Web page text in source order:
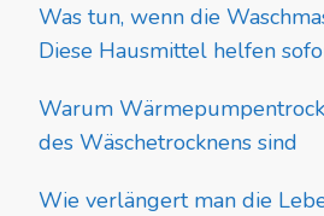
Was tun, wenn die
Diese Hausmittel helfen
Warum
des Wäschetrocknens sind
Wie verlängert man die